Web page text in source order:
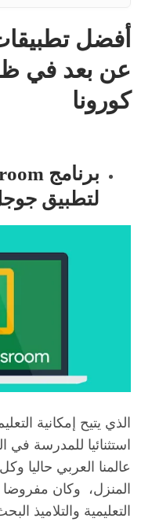
أفضل
عن بعد في
لتطبيق
الذي يتيح إمكانية
استثنائيا للمدرسة في
عالمنا العربي حاليا
المنزل، وكان مفروضا
التعليمية والتلاميذ